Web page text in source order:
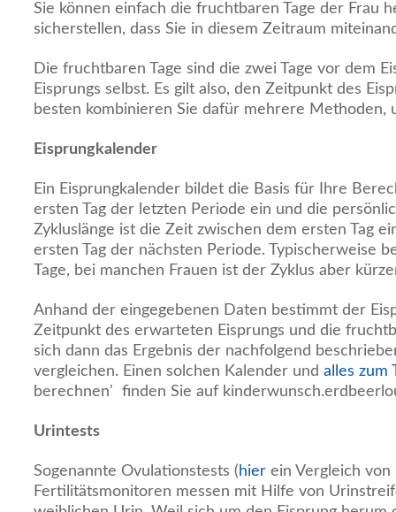
Sie können einfach die fruchtbaren Tage der Frau
sicherstellen, dass Sie in diesem Zeitraum
Die fruchtbaren Tage sind die zwei Tage vor dem
Eisprungs selbst. Es gilt also, den Zeitpunkt des
besten kombinieren Sie dafür mehrere Methoden,
Eisprungkalender
Ein Eisprungkalender bildet die Basis für Ihre
ersten Tag der letzten Periode ein und die
Zykluslänge ist die Zeit zwischen dem ersten Tag
ersten Tag der nächsten Periode. Typischerweise
Tage, bei manchen Frauen ist der Zyklus aber
Anhand der eingegebenen Daten bestimmt der
Zeitpunkt des erwarteten Eisprungs und die
sich dann das Ergebnis der nachfolgend
vergleichen. Einen solchen Kalender und alles zum
berechnen' finden Sie auf
Urintests
Sogenannte Ovulationstests ( hier ein Vergleich von
Fertilitätsmonitoren messen mit Hilfe von